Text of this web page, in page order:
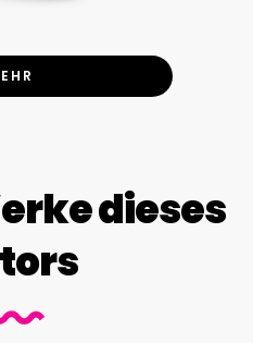
dieses